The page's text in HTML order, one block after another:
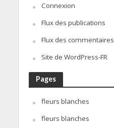
Connexion
Flux des publications
Flux des commentaires
Site de WordPress-FR
Pages
fleurs blanches
fleurs blanches